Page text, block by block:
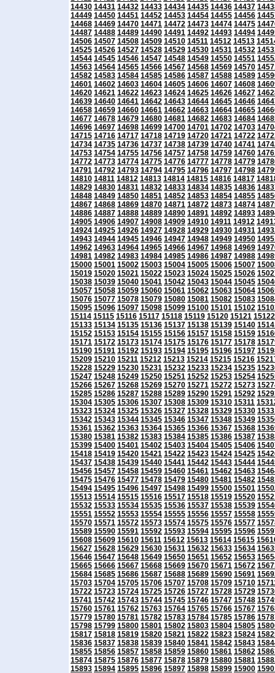
14430 14431 14432 14433 14434 14435 14436 14437
14449 14450 14451 14452 14453 14454 14455 14456
14468 14469 14470 14471 14472 14473 14474 14475
14487 14488 14489 14490 14491 14492 14493 14494
14506 14507 14508 14509 14510 14511 14512 14513
14525 14526 14527 14528 14529 14530 14531 14532
14544 14545 14546 14547 14548 14549 14550 14551
14563 14564 14565 14566 14567 14568 14569 14570
14582 14583 14584 14585 14586 14587 14588 14589
14601 14602 14603 14604 14605 14606 14607 14608
14620 14621 14622 14623 14624 14625 14626 14627
14639 14640 14641 14642 14643 14644 14645 14646
14658 14659 14660 14661 14662 14663 14664 14665
14677 14678 14679 14680 14681 14682 14683 14684
14696 14697 14698 14699 14700 14701 14702 14703
14715 14716 14717 14718 14719 14720 14721 14722
14734 14735 14736 14737 14738 14739 14740 14741
14753 14754 14755 14756 14757 14758 14759 14760
14772 14773 14774 14775 14776 14777 14778 14779
14791 14792 14793 14794 14795 14796 14797 14798
14810 14811 14812 14813 14814 14815 14816 14817
14829 14830 14831 14832 14833 14834 14835 14836
14848 14849 14850 14851 14852 14853 14854 14855
14867 14868 14869 14870 14871 14872 14873 14874
14886 14887 14888 14889 14890 14891 14892 14893
14905 14906 14907 14908 14909 14910 14911 14912
14924 14925 14926 14927 14928 14929 14930 14931
14943 14944 14945 14946 14947 14948 14949 14950
14962 14963 14964 14965 14966 14967 14968 14969
14981 14982 14983 14984 14985 14986 14987 14988
15000 15001 15002 15003 15004 15005 15006 15007
15019 15020 15021 15022 15023 15024 15025 15026
15038 15039 15040 15041 15042 15043 15044 15045
15057 15058 15059 15060 15061 15062 15063 15064
15076 15077 15078 15079 15080 15081 15082 15083
15095 15096 15097 15098 15099 15100 15101 15102
15114 15115 15116 15117 15118 15119 15120 15121 15122
15133 15134 15135 15136 15137 15138 15139 15140
15152 15153 15154 15155 15156 15157 15158 15159
15171 15172 15173 15174 15175 15176 15177 15178
15190 15191 15192 15193 15194 15195 15196 15197
15209 15210 15211 15212 15213 15214 15215 15216
15228 15229 15230 15231 15232 15233 15234 15235
15247 15248 15249 15250 15251 15252 15253 15254
15266 15267 15268 15269 15270 15271 15272 15273
15285 15286 15287 15288 15289 15290 15291 15292
15304 15305 15306 15307 15308 15309 15310 15311
15323 15324 15325 15326 15327 15328 15329 15330
15342 15343 15344 15345 15346 15347 15348 15349
15361 15362 15363 15364 15365 15366 15367 15368
15380 15381 15382 15383 15384 15385 15386 15387
15399 15400 15401 15402 15403 15404 15405 15406
15418 15419 15420 15421 15422 15423 15424 15425
15437 15438 15439 15440 15441 15442 15443 15444
15456 15457 15458 15459 15460 15461 15462 15463
15475 15476 15477 15478 15479 15480 15481 15482
15494 15495 15496 15497 15498 15499 15500 15501
15513 15514 15515 15516 15517 15518 15519 15520
15532 15533 15534 15535 15536 15537 15538 15539
15551 15552 15553 15554 15555 15556 15557 15558
15570 15571 15572 15573 15574 15575 15576 15577
15589 15590 15591 15592 15593 15594 15595 15596
15608 15609 15610 15611 15612 15613 15614 15615
15627 15628 15629 15630 15631 15632 15633 15634
15646 15647 15648 15649 15650 15651 15652 15653
15665 15666 15667 15668 15669 15670 15671 15672
15684 15685 15686 15687 15688 15689 15690 15691
15703 15704 15705 15706 15707 15708 15709 15710
15722 15723 15724 15725 15726 15727 15728 15729
15741 15742 15743 15744 15745 15746 15747 15748
15760 15761 15762 15763 15764 15765 15766 15767
15779 15780 15781 15782 15783 15784 15785 15786
15798 15799 15800 15801 15802 15803 15804 15805
15817 15818 15819 15820 15821 15822 15823 15824
15836 15837 15838 15839 15840 15841 15842 15843
15855 15856 15857 15858 15859 15860 15861 15862
15874 15875 15876 15877 15878 15879 15880 15881
15893 15894 15895 15896 15897 15898 15899 15900